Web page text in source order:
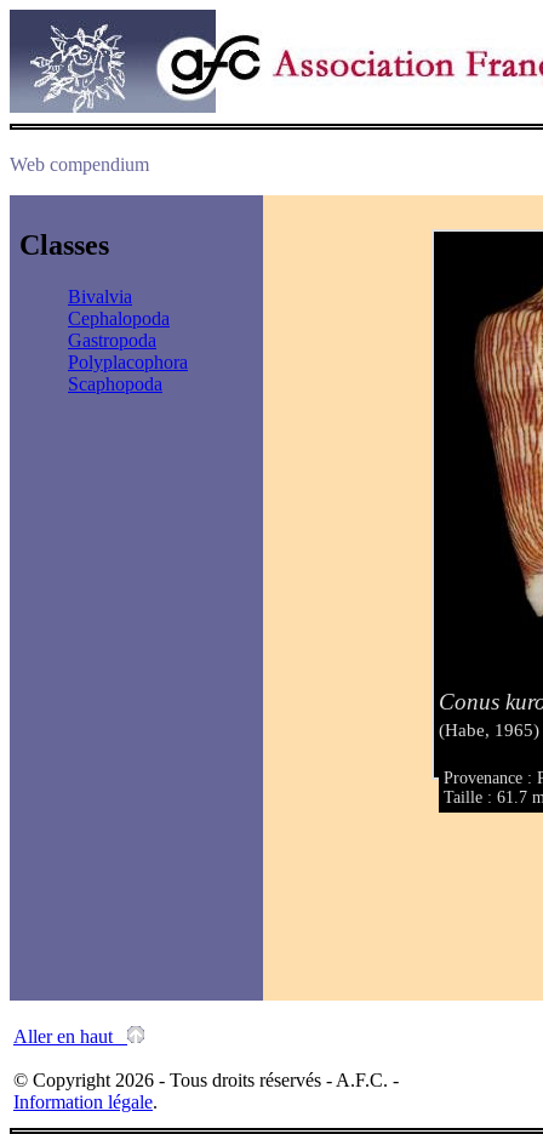
Web compendium
Classes
Bivalvia
Cephalopoda
Gastropoda
Polyplacophora
Scaphopoda
Conus
(Habe, 1965)
Provenance :
Taille : 61.7
Aller en haut
© Copyright 2026 - Tous droits réservés - A.F.C. -
Information légale.